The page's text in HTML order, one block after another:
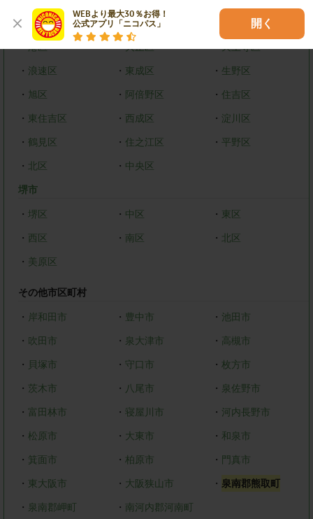
WEBより最大30％お得！
公式アプリ「ニコパス」
開く
・ 都島区 ・福島区
・港区 ・大正区 ・天王寺区
・ 浪速区 ・ 東成区 ・ 生野区
・ 旭区 ・ 阿倍野区 ・ 住吉区
・ 東住吉区 ・ 西成区 ・ 淀川区
・ 鶴見区 ・ 住之江区 ・平野区
・ 北区 ・ 中央区
堺市
・ 堺区 ・ 中区 ・ 東区
・ 西区 ・ 南区 ・ 北区
・ 美原区
その他市区町村
・ 岸和田市 ・ 豊中市 ・ 池田市
・ 吹田市 ・ 泉大津市 ・ 高槻市
・ 貝塚市 ・ 守口市 ・枚方市
・ 茨木市 ・ 八尾市 ・ 泉佐野市
・ 富田林市 ・ 寝屋川市 ・ 河内長野市
・ 松原市 ・ 大東市 ・ 和泉市
・ 箕面市 ・ 柏原市 ・ 門真市
・ 東大阪市 ・ 大阪狭山市 ・ 泉南郡熊取町
・ 泉南郡岬町 ・ 南河内郡河南町